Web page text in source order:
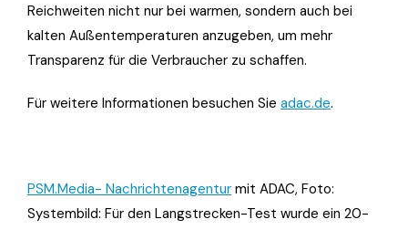
Reichweiten nicht nur bei warmen, sondern auch bei
kalten Außentemperaturen anzugeben, um mehr
Transparenz für die Verbraucher zu schaffen.
Für weitere Informationen besuchen Sie adac.de.
PSM.Media- Nachrichtenagentur mit ADAC, Foto:
Systembild: Für den Langstrecken-Test wurde ein 20-